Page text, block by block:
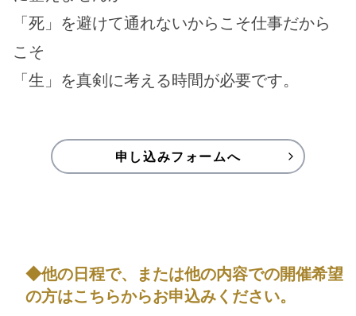
「死」を避けて通れないからこそ仕事だから
こそ
「生」を真剣に考える時間が必要です。
申し込みフォームへ
◆他の日程で、または他の内容での開催希望
の方はこちらからお申込みください。